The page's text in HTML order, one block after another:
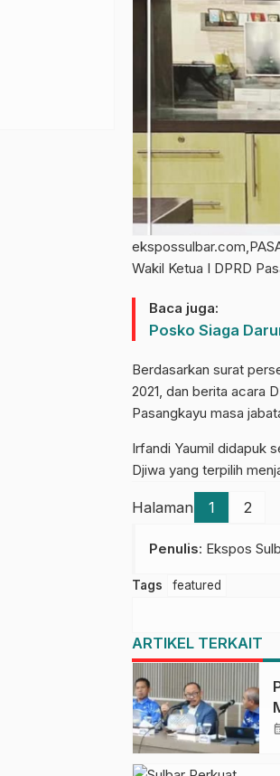
Wakil Ketua I DPRD
Baca juga:
Posko Siaga
Berdasarkan surat
2021, dan berita acara
Pasangkayu masa
Irfandi Yaumil didapuk
Djiwa yang terpilih
Halaman 1 2
Penulis: Ekspos
Tags featured
ARTIKEL TERKAIT